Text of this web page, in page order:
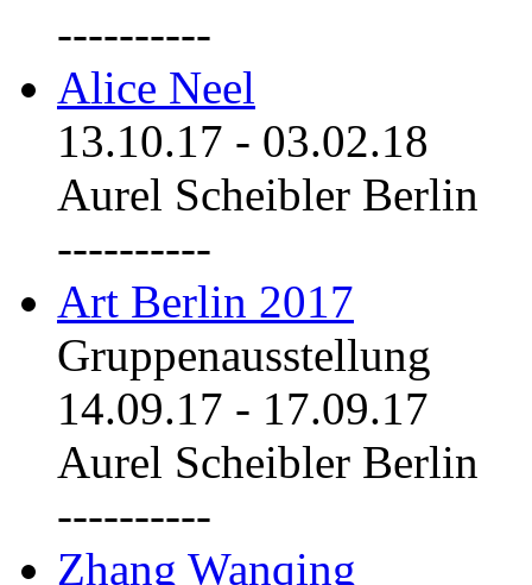
----------
Alice Neel
13.10.17 - 03.02.18
Aurel Scheibler Berlin
----------
Art Berlin 2017
Gruppenausstellung
14.09.17 - 17.09.17
Aurel Scheibler Berlin
----------
Zhang Wanqing